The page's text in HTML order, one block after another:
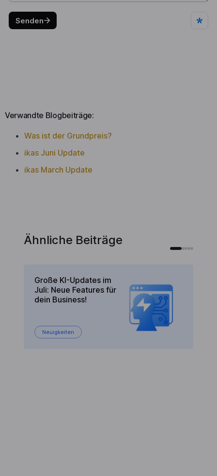
Verwandte Blogbeiträge:
Was ist der Grundpreis?
ikas Juni Update
ikas March Update
Ähnliche Beiträge
Große KI-Updates im
Juli: Neue Features für
dein Business!
Neuigkeiten